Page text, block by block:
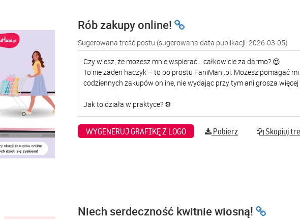
Rób zakupy online!
Sugerowana treść postu (sugerowana data publikacji: 2026-03-05)
WYGENERUJ GRAFIKĘ Z LOGO Pobierz Skopiuj
Niech serdeczność kwitnie wiosną!